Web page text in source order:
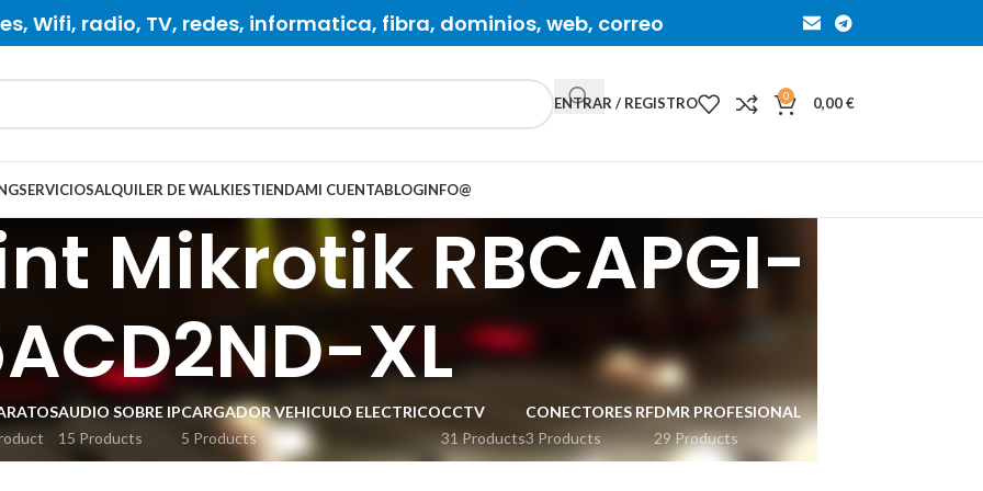
Wifi, radio, TV, redes, informatica, fibra, dominios, web, correo
ENTRAR / REGISTRO 0 0,00€
SERVICIOSALQUILER DE WALKIESTIENDAMI CUENTABLOGINFO@
Mikrotik RBCAPGI-
XL
AUDIO SOBRE IP
15 Products
CARGADOR VEHICULO ELECTRICO
5 Products
CCTV
31 Products
CONECTORES RF
3 Products
DMR PROFESIONAL
29 Products